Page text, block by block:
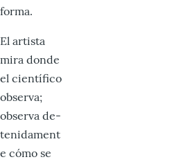
forma.
El artista
mira donde
el científico
observa;
observa de­
tenidament
e cómo se